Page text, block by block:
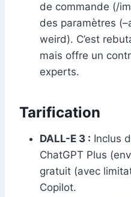
de commande (/
des paramètres
weird). C’est
mais offre un
experts.
Tarification
DALL-E 3 : Inclus
ChatGPT Plus
gratuit (avec
Copilot.